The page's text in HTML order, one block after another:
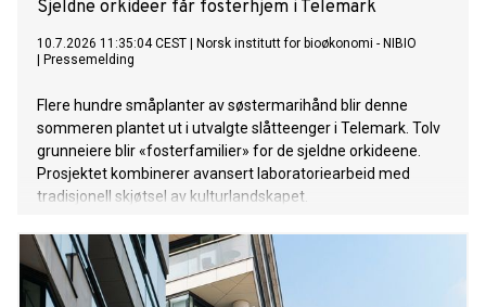
Sjeldne orkideer får fosterhjem i Telemark
10.7.2026 11:35:04 CEST
Norsk institutt for bioøkonomi - NIBIO
Pressemelding
Flere hundre småplanter av søstermarihånd blir denne
sommeren plantet ut i utvalgte slåtteenger i Telemark. Tolv
grunneiere blir «fosterfamilier» for de sjeldne orkideene.
Prosjektet kombinerer avansert laboratoriearbeid med
tradisjonell skjøtsel av kulturlandskapet.